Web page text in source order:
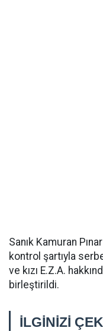
Sanık Kamuran
kontrol şartıyla
ve kızı E.Z.A.
birleştirildi.